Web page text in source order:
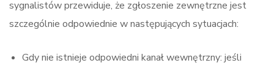
sygnalistów przewiduje, że zgłoszenie zewnętrzne jest
szczególnie odpowiednie w następujących sytuacjach:
Gdy nie istnieje odpowiedni kanał wewnętrzny: jeśli